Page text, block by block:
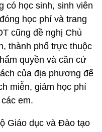
có học sinh, sinh viên
học phí và trang
cũng đề nghị Chủ
thành phố trực thuộc
quyền và căn cứ
của địa phương để
miễn, giảm học phí
em.
Giáo dục và Đào tạo